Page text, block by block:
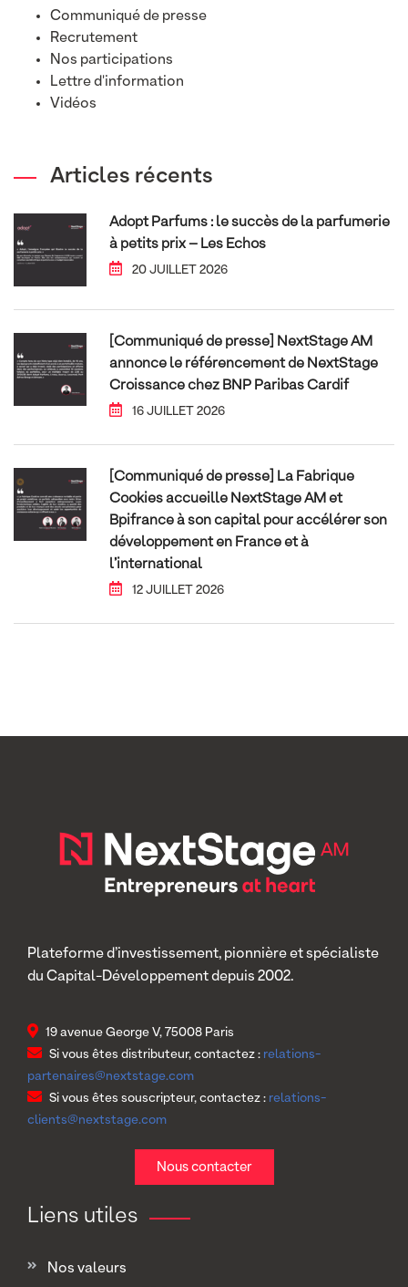
Communiqué de presse
Recrutement
Nos participations
Lettre d'information
Vidéos
Articles récents
Adopt Parfums : le succès de la parfumerie
à petits prix – Les Echos
20 JUILLET 2026
[Communiqué de presse] NextStage AM
annonce le référencement de NextStage
Croissance chez BNP Paribas Cardif
16 JUILLET 2026
[Communiqué de presse] La Fabrique
Cookies accueille NextStage AM et
Bpifrance à son capital pour accélérer son
développement en France et à
l’international
12 JUILLET 2026
Plateforme d’investissement, pionnière et spécialiste
du Capital-Développement depuis 2002.
19 avenue George V, 75008 Paris
Si vous êtes distributeur, contactez : relations-
partenaires@nextstage.com
Si vous êtes souscripteur, contactez : relations-
clients@nextstage.com
Nous contacter
Liens utiles
Nos valeurs